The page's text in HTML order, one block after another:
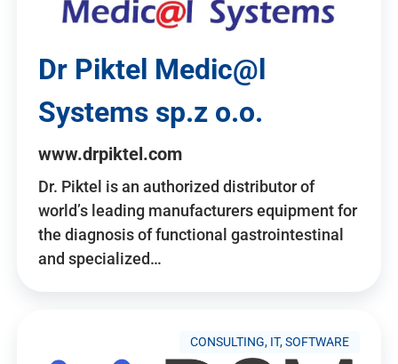
Dr Piktel Medic@l
Systems sp.z o.o.
www.drpiktel.com
Dr. Piktel is an authorized distributor of
world’s leading manufacturers equipment for
the diagnosis of functional gastrointestinal
and specialized…
CONSULTING, IT, SOFTWARE